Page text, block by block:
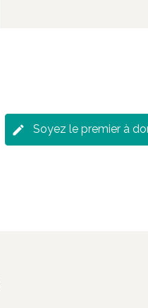
Soyez le premier à